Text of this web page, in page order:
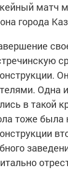
матч
города
Одна
в такой
тоже была